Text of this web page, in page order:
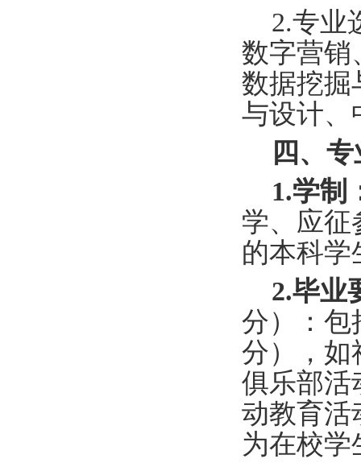
2.专业
数字营销
数据挖掘
与设计、
四、
1.学制
学、应征
的本科学
2.毕业
分）：包
分），如
俱乐部活
动教育活
为在校学